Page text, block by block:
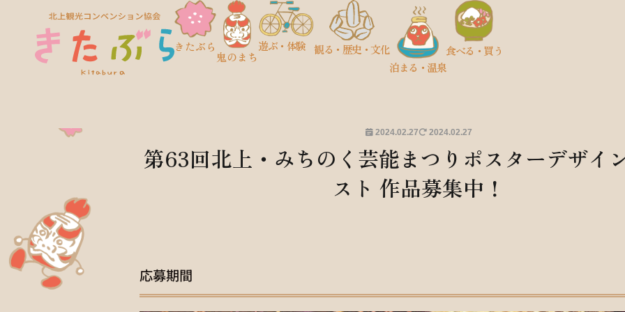
きたぶら
鬼のまち
遊ぶ・体験 観る ・歴史・文化
泊まる・温泉
食べる・買う
2024.02.27 2024.02.27
第63回北上・みちのく芸能まつりポスターデザイ
スト 作品募集中！
応募期間